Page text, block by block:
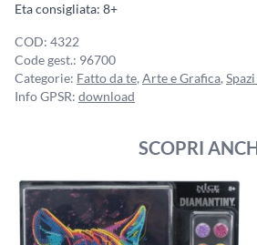
Eta consigliata: 8+
COD: 4322
Code gest.: 96700
Categorie: Fatto da te, Arte e Grafica,
Info GPSR: download
SCOPRI